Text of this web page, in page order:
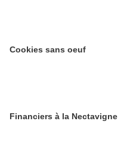
Cookies sans oeuf
Financiers à la Nectavigne